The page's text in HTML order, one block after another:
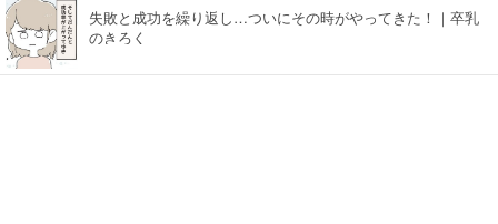
失敗と成功を繰り返し…ついにその時がやってきた！｜卒乳
のきろく